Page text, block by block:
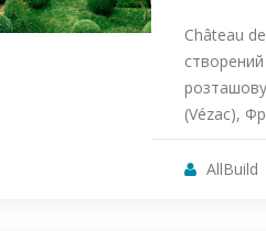
Château
створений
(Vézac),
AllBuild